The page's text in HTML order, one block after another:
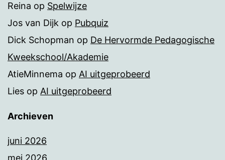
Reina op Spelwijze
Jos van Dijk op Pubquiz
Dick Schopman op De Hervormde Pedagogische
Kweekschool/Akademie
AtieMinnema op AI uitgeprobeerd
Lies op AI uitgeprobeerd
Archieven
juni 2026